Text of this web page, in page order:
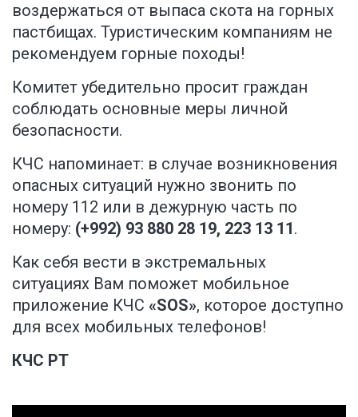
воздержаться от выпаса скота на горных
пастбищах. Туристическим компаниям не
рекомендуем горные походы!
Комитет убедительно просит граждан
соблюдать основные меры личной
безопасности.
КЧС напоминает: в случае возникновения
опасных ситуаций нужно звонить по
номеру 112 или в дежурную часть по
номеру: (+992) 93 880 28 19, 223 13 11 .
Как себя вести в экстремальных
ситуациях Вам поможет мобильное
приложение КЧС «SOS», которое доступно
для всех мобильных телефонов!
КЧС РТ